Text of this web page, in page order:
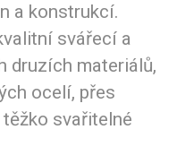
a konstrukcí.
svářecí a
druzích materiálů,
ocelí, přes
svařitelné